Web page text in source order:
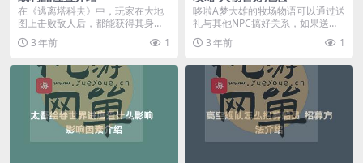
在《逃离塔科夫》中，玩家在大地
图上击败敌人后，都能获得其身上
的物资战利品，但是不...
3 年前 1
哆啦A梦大雄的牧场物语可以通过送
礼与其他NPC搞好关系，如果送礼
投其所好可以事半...
3 年前 1